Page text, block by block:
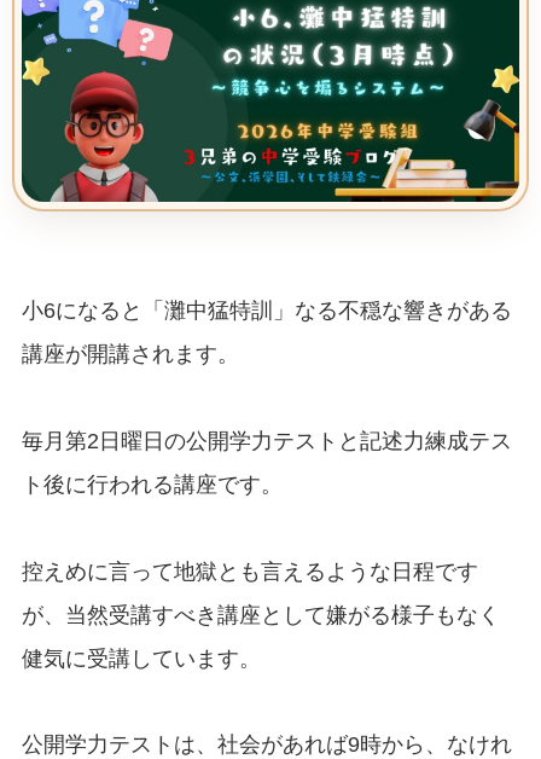
小6になると「灘中猛特訓」なる不穏な響きがある
講座が開講されます。
毎月第2日曜日の公開学力テストと記述力練成テス
ト後に行われる講座です。
控えめに言って地獄とも言えるような日程です
が、当然受講すべき講座として嫌がる様子もなく
健気に受講しています。
公開学力テストは、社会があれば9時から、なけれ